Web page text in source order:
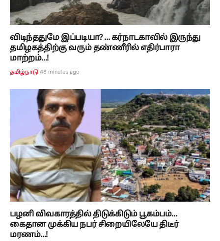
விடிந்ததுமே இப்படியா? ... கர்நாடகாவில் இருந்து
தமிழகத்திற்கு வரும் தண்ணீரில் எதிர்பாரா
மாற்றம்...!
தமிழ்நாடு 46 minutes ago
பழனி விவகாரத்தில் திடுக்கிடும் பூகம்பம்...
கைதான முக்கிய நபர் சிறையிலேயே திடீர்
மரணம்...!